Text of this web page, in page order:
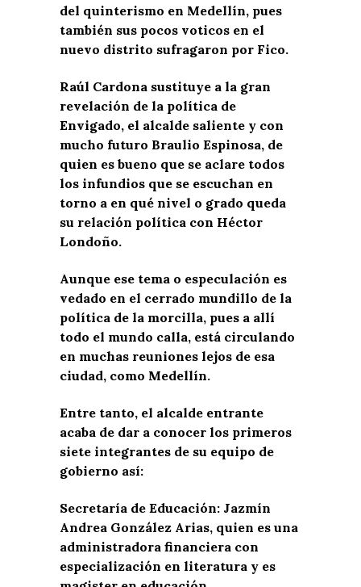
del quinterismo en Medellín, pues
también sus pocos voticos en el
nuevo distrito sufragaron por Fico.
Raúl Cardona sustituye a la gran
revelación de la política de
Envigado, el alcalde saliente y con
mucho futuro Braulio Espinosa, de
quien es bueno que se aclare todos
los infundios que se escuchan en
torno a en qué nivel o grado queda
su relación política con Héctor
Londoño.
Aunque ese tema o especulación es
vedado en el cerrado mundillo de la
política de la morcilla, pues a allí
todo el mundo calla, está circulando
en muchas reuniones lejos de esa
ciudad, como Medellín.
Entre tanto, el alcalde entrante
acaba de dar a conocer los primeros
siete integrantes de su equipo de
gobierno así:
Secretaría de Educación: Jazmín
Andrea González Arias, quien es una
administradora financiera con
especialización en literatura y es